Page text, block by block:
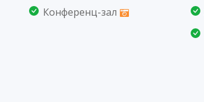
Конференц-зал